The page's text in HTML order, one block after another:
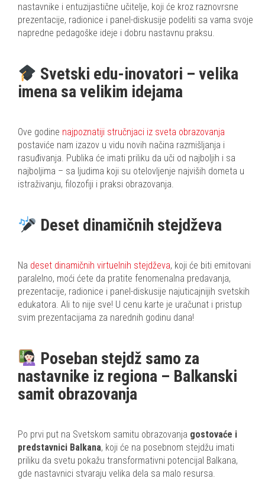
nastavnike i entuzijastične učitelje, koji će kroz raznovrsne
prezentacije, radionice i panel-diskusije podeliti sa vama svoje
napredne pedagoške ideje i dobru nastavnu praksu.
Svetski edu-inovatori – velika
imena sa velikim idejama
Ove godine najpoznatiji stručnjaci iz sveta obrazovanja
postaviće nam izazov u vidu novih načina razmišljanja i
rasuđivanja. Publika će imati priliku da uči od najboljih i sa
najboljima – sa ljudima koji su otelovljenje najviših dometa u
istraživanju, filozofiji i praksi obrazovanja.
Deset dinamičnih stejdževa
Na deset dinamičnih virtuelnih stejdževa, koji će biti emitovani
paralelno, moći ćete da pratite fenomenalna predavanja,
prezentacije, radionice i panel-diskusije najuticajnijih svetskih
edukatora. Ali to nije sve! U cenu karte je uračunat i pristup
svim prezentacijama za narednih godinu dana!
Poseban stejdž samo za
nastavnike iz regiona – Balkanski
samit obrazovanja
Po prvi put na Svetskom samitu obrazovanja gostovaće i
predstavnici Balkana, koji će na posebnom stejdžu imati
priliku da svetu pokažu transformativni potencijal Balkana,
gde nastavnici stvaraju velika dela sa malo resursa.